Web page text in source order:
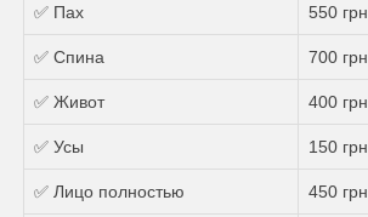
✅ Пах 550 грн
✅ Спина 700 грн
✅ Живот 400 грн
✅ Усы 150 грн
✅ Лицо полностью 450 грн